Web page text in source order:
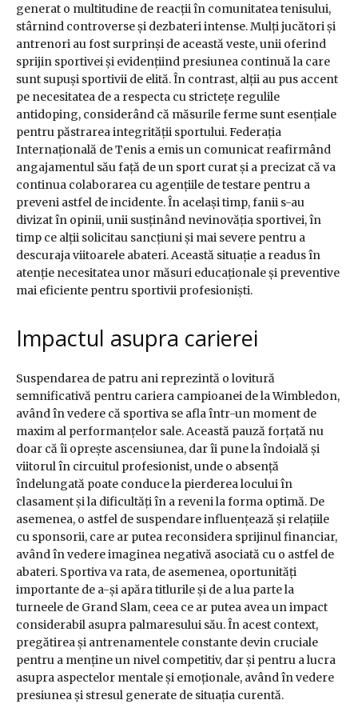
generat o multitudine de reacții în comunitatea tenisului,
stârnind controverse și dezbateri intense. Mulți jucători și
antrenori au fost surprinși de această veste, unii oferind
sprijin sportivei și evidențiind presiunea continuă la care
sunt supuși sportivii de elită. În contrast, alții au pus accent
pe necesitatea de a respecta cu strictețe regulile
antidoping, considerând că măsurile ferme sunt esențiale
pentru păstrarea integrității sportului. Federația
Internațională de Tenis a emis un comunicat reafirmând
angajamentul său față de un sport curat și a precizat că va
continua colaborarea cu agențiile de testare pentru a
preveni astfel de incidente. În același timp, fanii s-au
divizat în opinii, unii susținând nevinovăția sportivei, în
timp ce alții solicitau sancțiuni și mai severe pentru a
descuraja viitoarele abateri. Această situație a readus în
atenție necesitatea unor măsuri educaționale și preventive
mai eficiente pentru sportivii profesioniști.
Impactul asupra carierei
Suspendarea de patru ani reprezintă o lovitură
semnificativă pentru cariera campioanei de la Wimbledon,
având în vedere că sportiva se afla într-un moment de
maxim al performanțelor sale. Această pauză forțată nu
doar că îi oprește ascensiunea, dar îi pune la îndoială și
viitorul în circuitul profesionist, unde o absență
îndelungată poate conduce la pierderea locului în
clasament și la dificultăți în a reveni la forma optimă. De
asemenea, o astfel de suspendare influențează și relațiile
cu sponsorii, care ar putea reconsidera sprijinul financiar,
având în vedere imaginea negativă asociată cu o astfel de
abateri. Sportiva va rata, de asemenea, oportunități
importante de a-și apăra titlurile și de a lua parte la
turneele de Grand Slam, ceea ce ar putea avea un impact
considerabil asupra palmaresului său. În acest context,
pregătirea și antrenamentele constante devin cruciale
pentru a menține un nivel competitiv, dar și pentru a lucra
asupra aspectelor mentale și emoționale, având în vedere
presiunea și stresul generate de situația curentă.